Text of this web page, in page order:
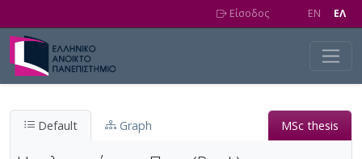
Είσοδος EN EΛ
Default Graph MSc thesis